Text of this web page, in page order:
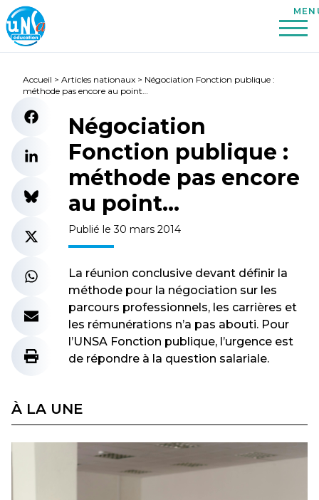
Accueil > Articles nationaux > Négociation Fonction publique :
méthode pas encore au point…
Négociation
Fonction publique :
méthode pas encore
au point…
Publié le 30 mars 2014
La réunion conclusive devant définir la
méthode pour la négociation sur les
parcours professionnels, les carrières et
les rémunérations n’a pas abouti. Pour
l’UNSA Fonction publique, l’urgence est
de répondre à la question salariale.
À LA UNE